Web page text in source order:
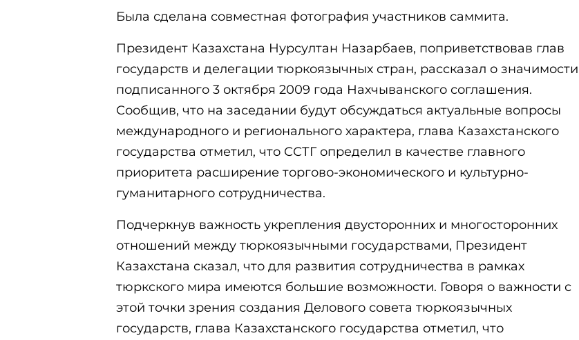
Была сделана совместная фотография участников саммита.
Президент Казахстана Нурсултан Назарбаев, поприветствовав глав
государств и делегации тюркоязычных стран, рассказал о значимости
подписанного 3 октября 2009 года Нахчыванского соглашения.
Сообщив, что на заседании будут обсуждаться актуальные вопросы
международного и регионального характера, глава Казахстанского
государства отметил, что ССТГ определил в качестве главного
приоритета расширение торгово-экономического и культурно-
гуманитарного сотрудничества.
Подчеркнув важность укрепления двусторонних и многосторонних
отношений между тюркоязычными государствами, Президент
Казахстана сказал, что для развития сотрудничества в рамках
тюркского мира имеются большие возможности. Говоря о важности с
этой точки зрения создания Делового совета тюркоязычных
государств, глава Казахстанского государства отметил, что